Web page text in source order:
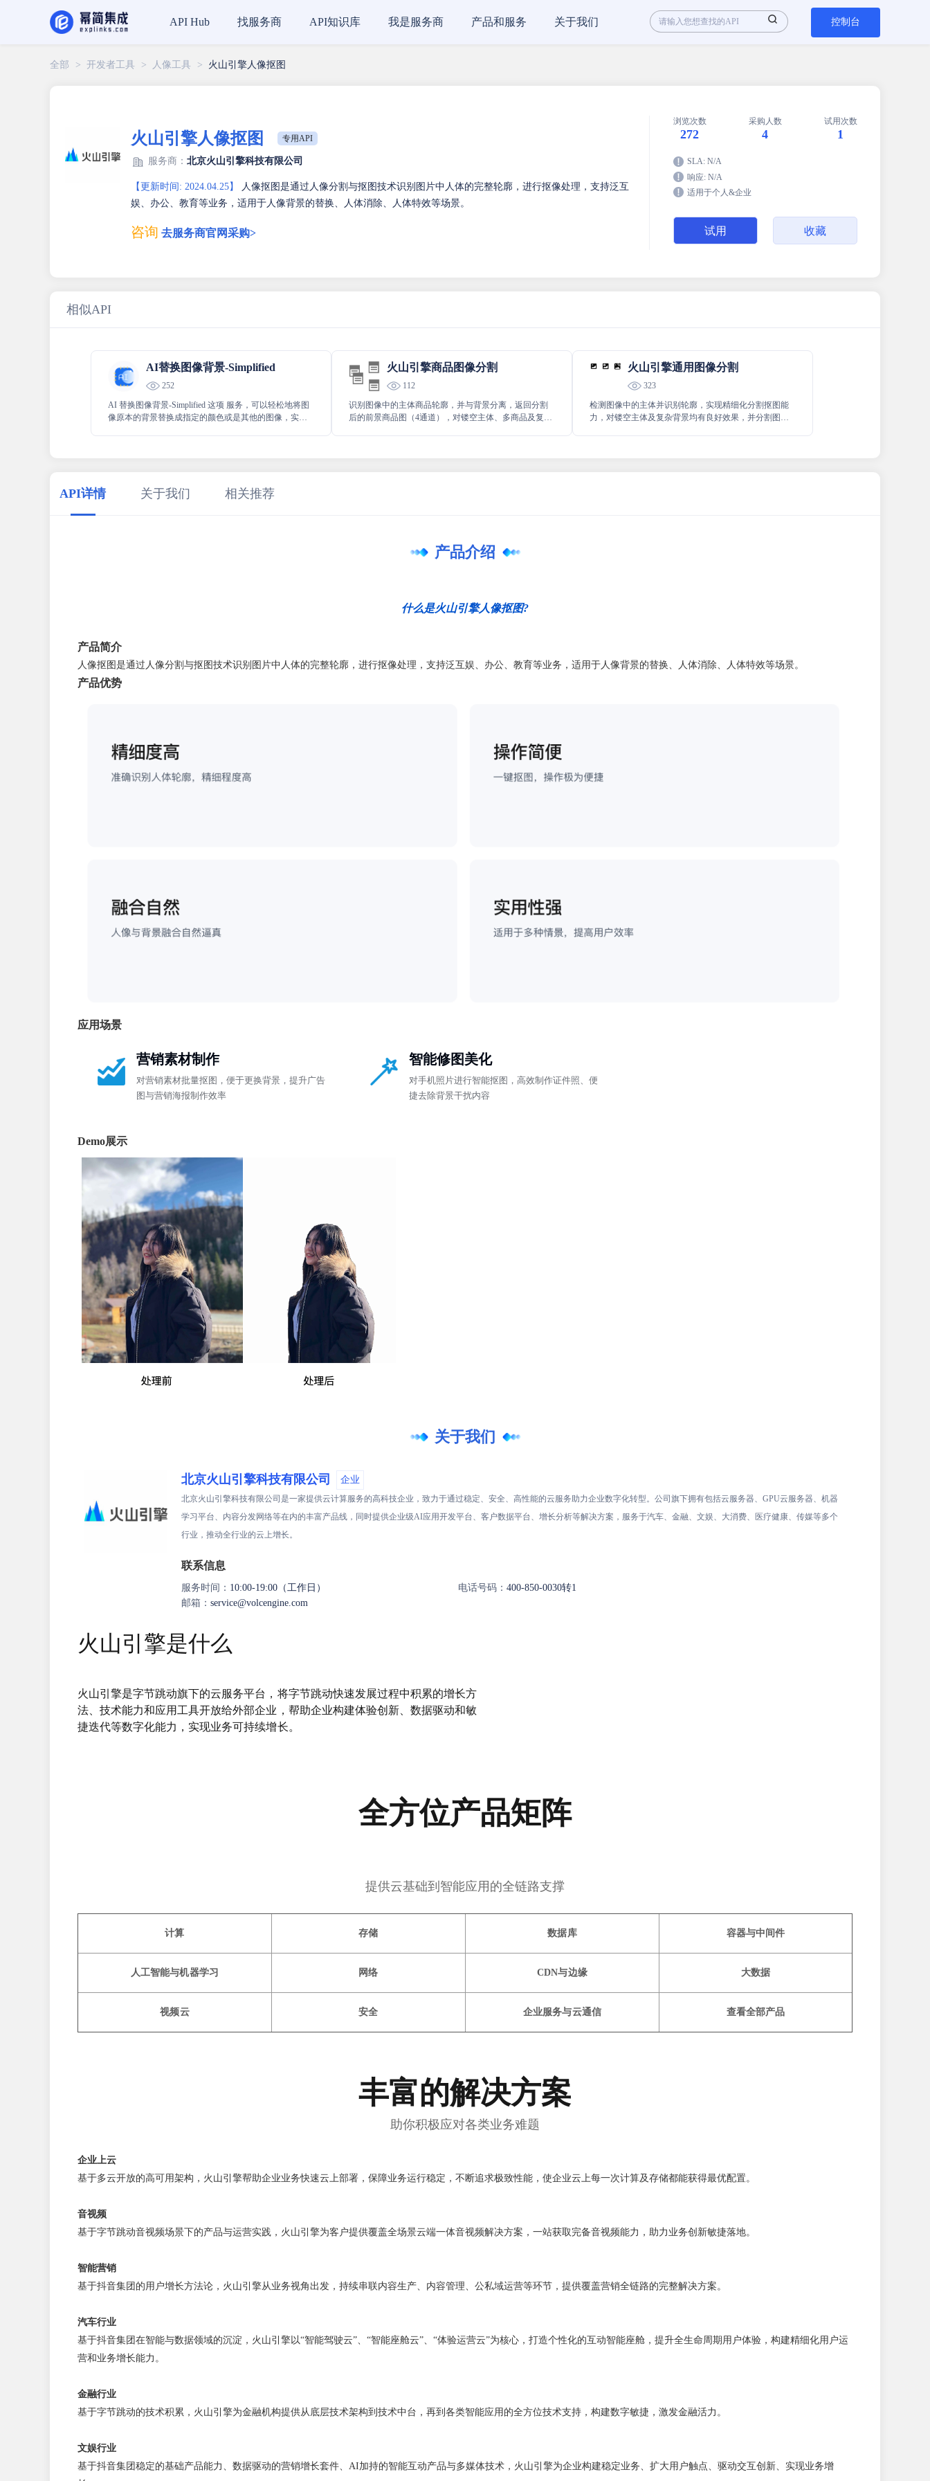
API Hub 找服务商 API知识库 我是服务商 产品和服务 关于我们 控制台
全部 > 开发者工具 > 人像工具 > 火山引擎人像抠图
火山引擎人像抠图 专用API
服务商： 北京火山引擎科技有限公司
【更新时间: 2024.04.25】
人像抠图是通过人像分割与抠图技术识别图片中人体的完整轮廓，进行抠像处理，支持泛互
娱、办公、教育等业务，适用于人像背景的替换、人体消除、人体特效等场景。
咨询 去服务商官网采购>
浏览次数
272
采购人数
4
试用次数
1
SLA: N/A
响应: N/A
适用于个人&企业
试用 收藏
相似API
AI替换图像背景-Simplified
252
AI 替换图像背景-Simplified 这项 服务，可以轻松地将图
像原本的背景替换成指定的颜色或是其他的图像，实现
火山引擎商品图像分割
112
识别图像中的主体商品轮廓，并与背景分离，返回分割
后的前景商品图（4通道），对镂空主体、多商品及复杂
火山引擎通用图像分割
323
检测图像中的主体并识别轮廓，实现精细化分割抠图能
力，对镂空主体及复杂背景均有良好效果，并分割图片
API详情 关于我们 相关推荐
产品介绍
什么是火山引擎人像抠图?
产品简介
人像抠图是通过人像分割与抠图技术识别图片中人体的完整轮廓，进行抠像处理，支持泛互娱、办公、教育等业务，适用于人像背景的替换、人体消除、人体特效等场景。
产品优势
应用场景
营销素材制作
对营销素材批量抠图，便于更换背景，提升广告
图与营销海报制作效率
智能修图美化
对手机照片进行智能抠图，高效制作证件照、便
捷去除背景干扰内容
Demo展示
关于我们
北京火山引擎科技有限公司 企业
北京火山引擎科技有限公司是一家提供云计算服务的高科技企业，致力于通过稳定、安全、高性能的云服务助力企业数字化转型。公司旗下拥有包括云服务器、GPU云服务器、机器
学习平台、内容分发网络等在内的丰富产品线，同时提供企业级AI应用开发平台、客户数据平台、增长分析等解决方案，服务于汽车、金融、文娱、大消费、医疗健康、传媒等多个
行业，推动全行业的云上增长。
联系信息
服务时间： 10:00-19:00（工作日） 电话号码： 400-850-0030转1
邮箱： service@volcengine.com
火山引擎是什么
火山引擎是字节跳动旗下的云服务平台，将字节跳动快速发展过程中积累的增长方
法、技术能力和应用工具开放给外部企业，帮助企业构建体验创新、数据驱动和敏
捷迭代等数字化能力，实现业务可持续增长。
全方位产品矩阵
提供云基础到智能应用的全链路支撑
计算 存储 数据库 容器与中间件
人工智能与机器学习 网络 CDN与边缘 大数据
视频云 安全 企业服务与云通信 查看全部产品
丰富的解决方案
助你积极应对各类业务难题
企业上云
基于多云开放的高可用架构，火山引擎帮助企业业务快速云上部署，保障业务运行稳定，不断追求极致性能，使企业云上每一次计算及存储都能获得最优配置。
音视频
基于字节跳动音视频场景下的产品与运营实践，火山引擎为客户提供覆盖全场景云端一体音视频解决方案，一站获取完备音视频能力，助力业务创新敏捷落地。
智能营销
基于抖音集团的用户增长方法论，火山引擎从业务视角出发，持续串联内容生产、内容管理、公私域运营等环节，提供覆盖营销全链路的完整解决方案。
汽车行业
基于抖音集团在智能与数据领域的沉淀，火山引擎以“智能驾驶云”、“智能座舱云”、“体验运营云”为核心，打造个性化的互动智能座舱，提升全生命周期用户体验，构建精细化用户运
营和业务增长能力。
金融行业
基于字节跳动的技术积累，火山引擎为金融机构提供从底层技术架构到技术中台，再到各类智能应用的全方位技术支持，构建数字敏捷，激发金融活力。
文娱行业
基于抖音集团稳定的基础产品能力、数据驱动的营销增长套件、AI加持的智能互动产品与多媒体技术，火山引擎为企业构建稳定业务、扩大用户触点、驱动交互创新、实现业务增